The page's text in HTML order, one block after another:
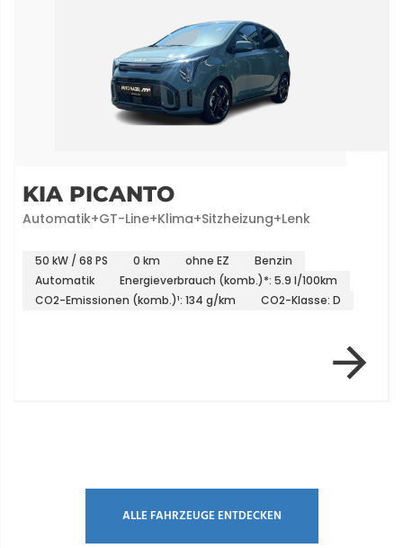
KIA PICANTO
Automatik+GT-Line+Klima+Sitzheizung+Lenk
50 kW / 68 PS 0 km ohne EZ
Benzin
Automatik
Energieverbrauch (komb.)*: 5.9 l/100km
CO2-Emissionen (komb.)¹: 134 g/km
CO2-Klasse: D
ALLE FAHRZEUGE ENTDECKEN